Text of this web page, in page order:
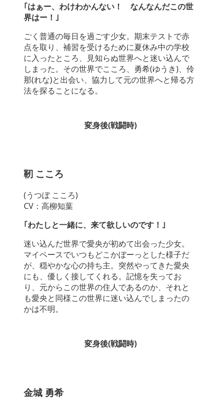
｢はぁー、わけわかんない！ なんなんだこの世
界はー！｣
ごく普通の毎日を過ごす少女。期末テストで赤
点を取り、補習を受けるために夏休み中の学校
に入ったところ、見知らぬ世界へと迷い込んで
しまった。その世界でこころ、勇希(ゆうき)、伶
那(れな)と出会い、協力して元の世界へと帰る方
法を探ることになる。
変身後(戦闘時)
靭 こころ
(うつぼ こころ)
CV：高柳知葉
｢わたしと一緒に、来て欲しいのです！｣
迷い込んだ世界で愛央が初めて出会った少女。
マイペースでいつもどこかぼーっとした様子だ
が、穏やかな心の持ち主。突然やってきた愛央
にも、優しく接してくれる。記憶を失ってお
り、元からこの世界の住人であるのか、それと
も愛央と同様この世界に迷い込んでしまったの
かは不明。
変身後(戦闘時)
金城 勇希